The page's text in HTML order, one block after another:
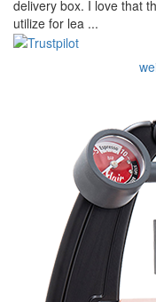
delivery box. I love that
utilize for lea ...